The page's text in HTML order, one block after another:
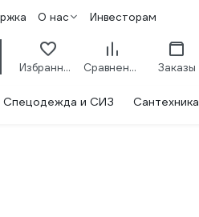
О нас Инвесторам
Избранное Сравнение Заказы
Спецодежда и СИЗ Сантехника